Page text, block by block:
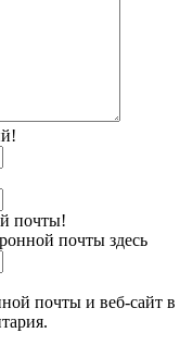
почты!
почты здесь
почты и веб-сайт в